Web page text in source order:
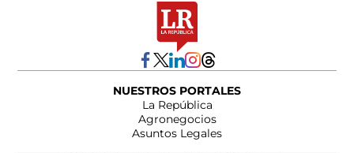
NUESTROS PORTALES
La República
Agronegocios
Asuntos Legales